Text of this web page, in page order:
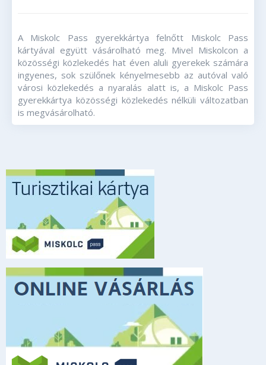
A Miskolc Pass gyerekkártya felnőtt Miskolc Pass
kártyával együtt vásárolható meg. Mivel Miskolcon a
közösségi közlekedés hat éven aluli gyerekek számára
ingyenes, sok szülőnek kényelmesebb az autóval való
városi közlekedés a nyaralás alatt is, a Miskolc Pass
gyerekkártya közösségi közlekedés nélküli változatban
is megvásárolható.